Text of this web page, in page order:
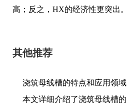
高；反之，HX的经济性更突出。
其他推荐
浇筑母线槽的特点和应用领域
本文详细介绍了浇筑母线槽的